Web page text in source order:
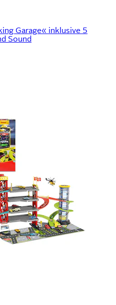
Garage« inklusive 5
Sound